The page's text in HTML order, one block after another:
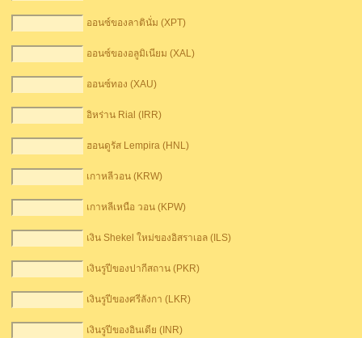
ออนซ์ของลาตินั่ม (XPT)
ออนซ์ของอลูมิเนียม (XAL)
ออนซ์ทอง (XAU)
อิหร่าน Rial (IRR)
ฮอนดูรัส Lempira (HNL)
เกาหลีวอน (KRW)
เกาหลีเหนือ วอน (KPW)
เงิน Shekel ใหม่ของอิสราเอล (ILS)
เงินรูปีของปากีสถาน (PKR)
เงินรูปีของศรีลังกา (LKR)
เงินรูปีของอินเดีย (INR)